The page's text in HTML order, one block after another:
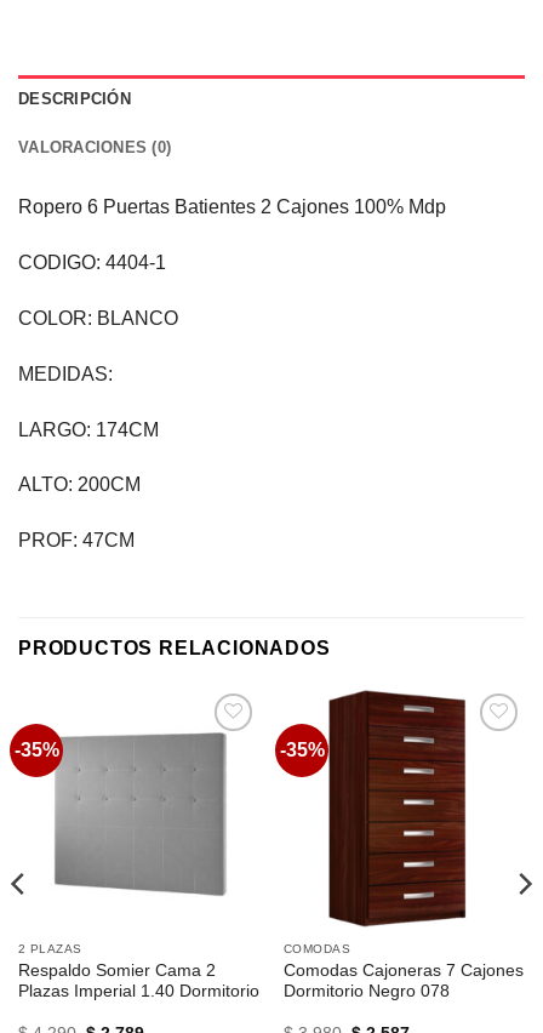
DESCRIPCIÓN
VALORACIONES (0)
Ropero 6 Puertas Batientes 2 Cajones 100% Mdp
CODIGO: 4404-1
COLOR: BLANCO
MEDIDAS:
LARGO: 174CM
ALTO: 200CM
PROF: 47CM
PRODUCTOS RELACIONADOS
-35%
2 PLAZAS
Respaldo Somier Cama 2
Plazas Imperial 1.40 Dormitorio
-35% Favoritos
COMODAS
Comodas Cajoneras 7 Cajones
Dormitorio Negro 078